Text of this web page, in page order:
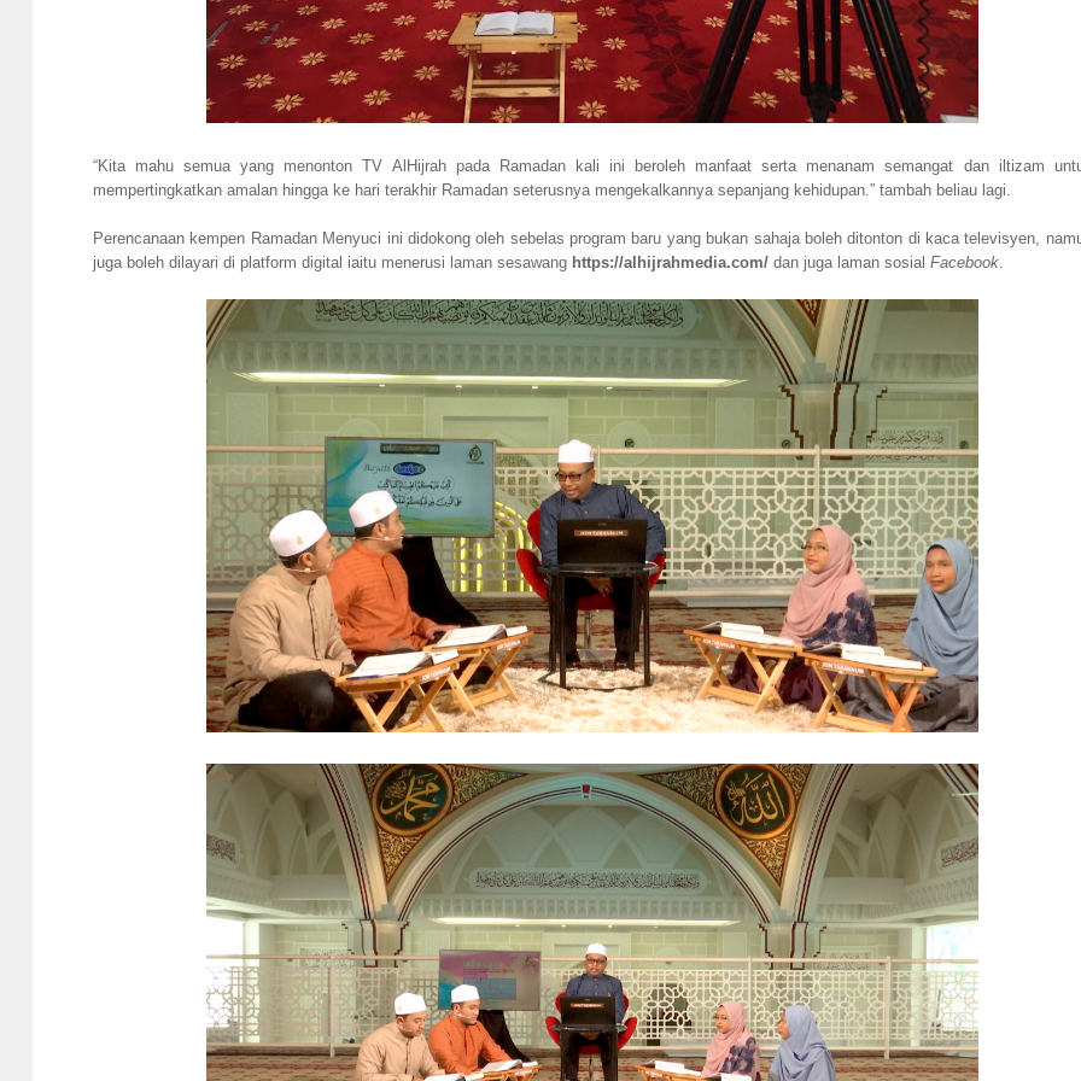
“Kita mahu semua yang menonton TV AlHijrah pada Ramadan kali ini beroleh manfaat serta menanam semangat dan iltizam
mempertingkatkan amalan hingga ke hari terakhir Ramadan seterusnya mengekalkannya sepanjang kehidupan.” tambah beliau lagi.
Perencanaan kempen Ramadan Menyuci ini didokong oleh sebelas program baru yang bukan sahaja boleh ditonton di kaca televisyen,
juga boleh dilayari di platform digital iaitu menerusi laman sesawang https://alhijrahmedia.com/ dan juga laman sosial Facebook.